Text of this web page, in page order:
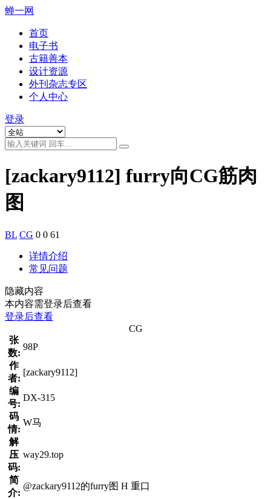
蝉一网
首页
电子书
古籍善本
设计资源
外刊杂志专区
个人中心
登录
[zackary9112] furry向CG筋肉
图
BL CG 0 0 61
详情介绍
常见问题
隐藏内容
本内容需登录后查看
登录后查看
CG
张
数:
98P
作
者:
[zackary9112]
编
号:
DX-315
码
情:
W马
解
压
码:
way29.top
简
介:
@zackary9112的furry图 H 重口